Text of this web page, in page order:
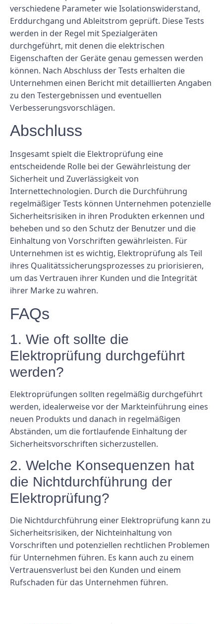
verschiedene Parameter wie Isolationswiderstand,
Erddurchgang und Ableitstrom geprüft. Diese Tests
werden in der Regel mit Spezialgeräten
durchgeführt, mit denen die elektrischen
Eigenschaften der Geräte genau gemessen werden
können. Nach Abschluss der Tests erhalten die
Unternehmen einen Bericht mit detaillierten Angaben
zu den Testergebnissen und eventuellen
Verbesserungsvorschlägen.
Abschluss
Insgesamt spielt die Elektroprüfung eine
entscheidende Rolle bei der Gewährleistung der
Sicherheit und Zuverlässigkeit von
Internettechnologien. Durch die Durchführung
regelmäßiger Tests können Unternehmen potenzielle
Sicherheitsrisiken in ihren Produkten erkennen und
beheben und so den Schutz der Benutzer und die
Einhaltung von Vorschriften gewährleisten. Für
Unternehmen ist es wichtig, Elektroprüfung als Teil
ihres Qualitätssicherungsprozesses zu priorisieren,
um das Vertrauen ihrer Kunden und die Integrität
ihrer Marke zu wahren.
FAQs
1. Wie oft sollte die
Elektroprüfung durchgeführt
werden?
Elektroprüfungen sollten regelmäßig durchgeführt
werden, idealerweise vor der Markteinführung eines
neuen Produkts und danach in regelmäßigen
Abständen, um die fortlaufende Einhaltung der
Sicherheitsvorschriften sicherzustellen.
2. Welche Konsequenzen hat
die Nichtdurchführung der
Elektroprüfung?
Die Nichtdurchführung einer Elektroprüfung kann zu
Sicherheitsrisiken, der Nichteinhaltung von
Vorschriften und potenziellen rechtlichen Problemen
für Unternehmen führen. Es kann auch zu einem
Vertrauensverlust bei den Kunden und einem
Rufschaden für das Unternehmen führen.